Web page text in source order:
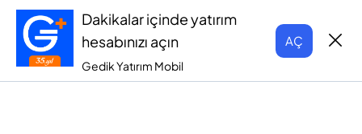
Dakikalar içinde yatırım
hesabınızı açın
Gedik Yatırım Mobil
AÇ